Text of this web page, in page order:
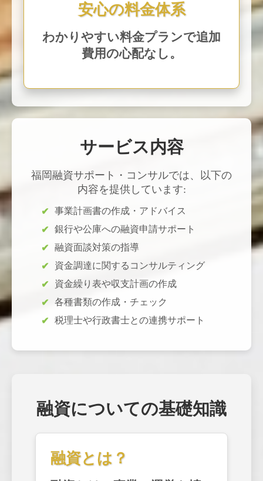
安心の料金体系
わかりやすい料金プランで追加
費用の心配なし。
サービス内容
福岡融資サポート・コンサルでは、以下の
内容を提供しています:
事業計画書の作成・アドバイス
銀行や公庫への融資申請サポート
融資面談対策の指導
資金調達に関するコンサルティング
資金繰り表や収支計画の作成
各種書類の作成・チェック
税理士や行政書士との連携サポート
融資についての基礎知識
融資とは？